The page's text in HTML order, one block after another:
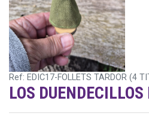
Ref: EDIC17-FOLLETS TARDOR (4
LOS DUENDECILLOS